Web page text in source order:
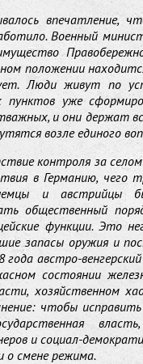
впечатление,
Военный
положении
Люди живут по
пунктов уже
и они держат
возле единого
контроля за
в Германию, чего
и австрийцы
общественный
функции. Это
запасы оружия и
года австро-
состоянии
хозяйственном
чтобы
и социал-
о смене режима.